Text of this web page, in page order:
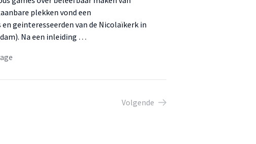
plekken vond een
geinteresseerden van de Nicolaïkerk in
Na een inleiding …
Volgende